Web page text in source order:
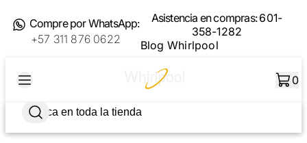
Compre por WhatsApp:
+57 311 876 0622
Asistencia en compras:601-
358-1282
Blog Whirlpool
0